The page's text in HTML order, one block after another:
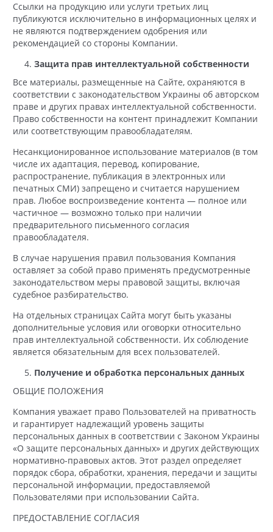
Ссылки на продукцию или услуги третьих лиц
публикуются исключительно в информационных целях и
не являются подтверждением одобрения или
рекомендацией со стороны Компании.
Защита прав интеллектуальной собственности
Все материалы, размещенные на Сайте, охраняются в
соответствии с законодательством Украины об авторском
праве и других правах интеллектуальной собственности.
Право собственности на контент принадлежит Компании
или соответствующим правообладателям.
Несанкционированное использование материалов (в том
числе их адаптация, перевод, копирование,
распространение, публикация в электронных или
печатных СМИ) запрещено и считается нарушением
прав. Любое воспроизведение контента — полное или
частичное — возможно только при наличии
предварительного письменного согласия
правообладателя.
В случае нарушения правил пользования Компания
оставляет за собой право применять предусмотренные
законодательством меры правовой защиты, включая
судебное разбирательство.
На отдельных страницах Сайта могут быть указаны
дополнительные условия или оговорки относительно
прав интеллектуальной собственности. Их соблюдение
является обязательным для всех пользователей.
Получение и обработка персональных данных
ОБЩИЕ ПОЛОЖЕНИЯ
Компания уважает право Пользователей на приватность
и гарантирует надлежащий уровень защиты
персональных данных в соответствии с Законом Украины
«О защите персональных данных» и других действующих
нормативно-правовых актов. Этот раздел определяет
порядок сбора, обработки, хранения, передачи и защиты
персональной информации, предоставляемой
Пользователями при использовании Сайта.
ПРЕДОСТАВЛЕНИЕ СОГЛАСИЯ